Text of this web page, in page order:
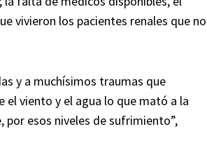
vivieron los pacientes renales que no
y a muchísimos traumas que
viento y el agua lo que mató a la
esos niveles de sufrimiento”,